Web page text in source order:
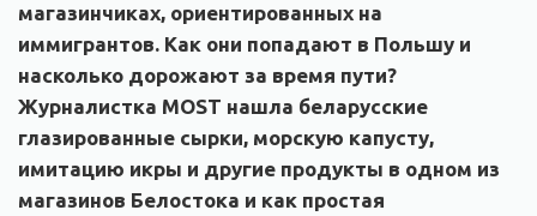
магазинчиках, ориентированных на
иммигрантов. Как они попадают в Польшу и
насколько дорожают за время пути?
Журналистка MOST нашла беларусские
глазированные сырки, морскую капусту,
имитацию икры и другие продукты в одном из
магазинов Белостока и как простая